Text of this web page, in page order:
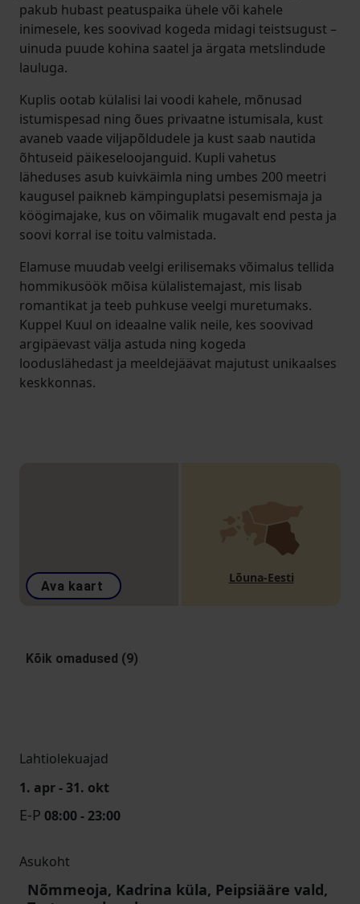
pakub hubast peatuspaika ühele või kahele
inimesele, kes soovivad kogeda midagi teistsugust –
uinuda puude kohina saatel ja ärgata metslindude
lauluga.
Kuplis ootab külalisi lai voodi kahele, mõnusad
istumispesad ning õues privaatne istumisala, kust
avaneb vaade viljapõldudele ja kust saab nautida
õhtuseid päikeseloojanguid. Kupli vahetus
läheduses asub kuivkäimla ning umbes 200 meetri
kaugusel paikneb kämpinguplatsi pesemismaja ja
köögimajake, kus on võimalik mugavalt end pesta ja
soovi korral ise toitu valmistada.
Elamuse muudab veelgi erilisemaks võimalus tellida
hommikusöök mõisa külalistemajast, mis lisab
romantikat ja teeb puhkuse veelgi muretumaks.
Kuppel Kuul on ideaalne valik neile, kes soovivad
argipäevast välja astuda ning kogeda
looduslähedast ja meeldejäävat majutust unikaalses
keskkonnas.
Ava kaart
Lõuna-Eesti
Kõik omadused (9)
Lahtiolekuajad
1. apr - 31. okt
E-P 08:00 - 23:00
Asukoht
Nõmmeoja, Kadrina küla, Peipsiääre vald,